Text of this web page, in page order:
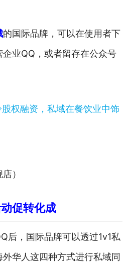
的国际品牌，可以在使用者下
业QQ，或者留存在公众号
）
促转化成
后，国际品牌可以透过1v1私
华人这四种方式进行私域同